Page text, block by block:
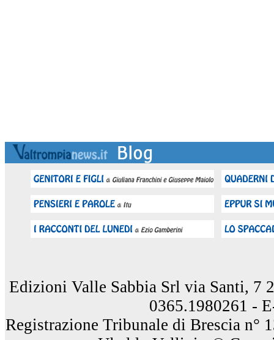
Edizioni Valle Sabbia Srl via Santi, 7
0365.1980261 -
Registrazione Tribunale di Brescia n°